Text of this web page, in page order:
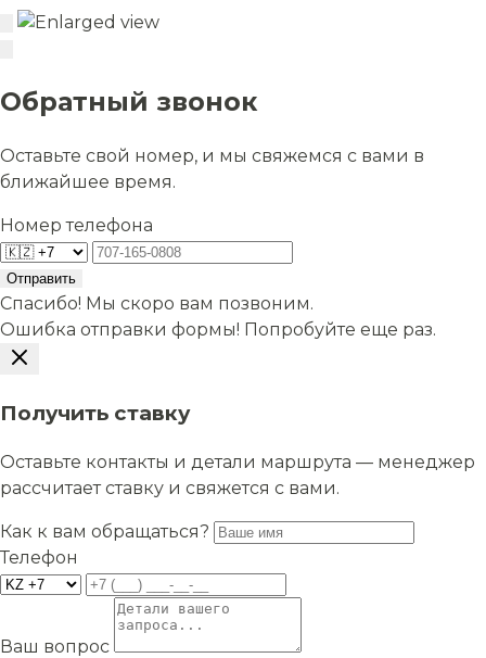
Обратный звонок
Оставьте свой номер, и мы свяжемся с вами в
ближайшее время.
Номер телефона
Отправить
Спасибо! Мы скоро вам позвоним.
Ошибка отправки формы! Попробуйте еще раз.
Получить ставку
Оставьте контакты и детали маршрута — менеджер
рассчитает ставку и свяжется с вами.
Как к вам обращаться?
Телефон
Ваш вопрос